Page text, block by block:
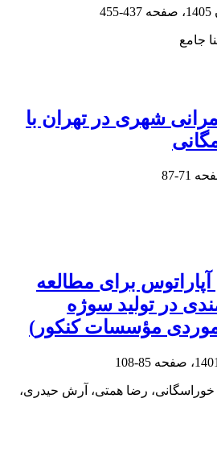
437-455
جامع
شهری در تهران با
71-87
آپاراتوس برای مطالعه
در تولید سوژه
مؤسسات کنکور)
85-108
خوراسگانی، رضا همتی، آرش حیدری،